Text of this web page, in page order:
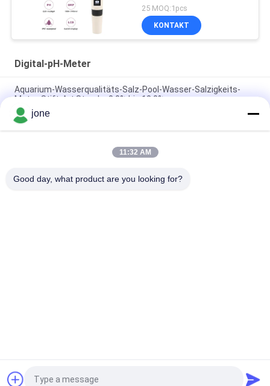
25 MOQ:1pcs
KONTAKT
Digital-pH-Meter
Aquarium-Wasserqualitäts-Salz-Pool-Wasser-Salzigkeits-
Meter-Stift-Art Strecke 0,0% bis 10,0%
Hohe Genauigkeits-Stift-Art pH-Meter Ortable Digital für
Wasser, 20*27mm Größe
Hohe Präzisions-elektronisches Digital-pH-Meter für
Fordern Sie ein Angebot
jone
11:32 AM
Good day, what product are you looking for?